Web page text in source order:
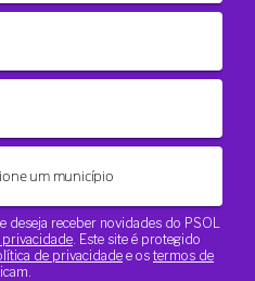
deseja receber novidades do PSOL
. Este site é protegido
de privacidade e os termos de